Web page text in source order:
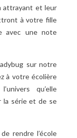
attrayant et leur
à votre fille
avec une note
sur notre
à votre écolière
qu’elle
la série et de se
rendre l’école